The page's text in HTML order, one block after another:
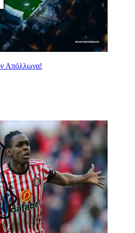
Απόλλωνα!